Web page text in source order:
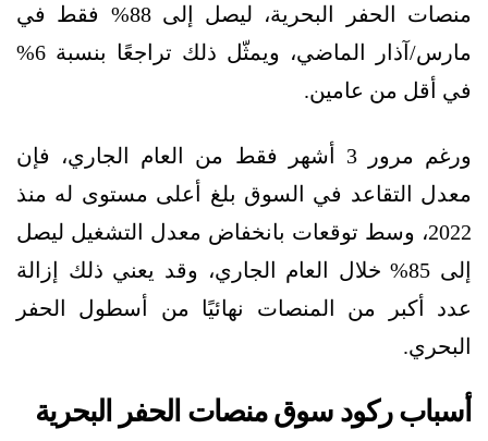
منصات الحفر البحرية، ليصل إلى 88% فقط في
مارس/آذار الماضي، ويمثّل ذلك تراجعًا بنسبة 6%
في أقل من عامين.
ورغم مرور 3 أشهر فقط من العام الجاري، فإن
معدل التقاعد في السوق بلغ أعلى مستوى له منذ
2022، وسط توقعات بانخفاض معدل التشغيل ليصل
إلى 85% خلال العام الجاري، وقد يعني ذلك إزالة
عدد أكبر من المنصات نهائيًا من أسطول الحفر
البحري.
أسباب ركود سوق منصات الحفر البحرية